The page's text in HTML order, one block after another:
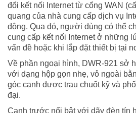
đổi kết nối Internet từ cổng WAN
quang của nhà cung cấp dịch vụ
động. Qua đó, người dùng có thể
cung cấp kết nối Internet ở những
vấn đề hoặc khi lắp đặt thiết bị tại
Về phần ngoại hình, DWR-921 sở
với dạng hộp gọn nhẹ, vỏ ngoài
góc cạnh được trau chuốt kỹ và
đại.
Cạnh trước nổi bật với dãy đèn tín